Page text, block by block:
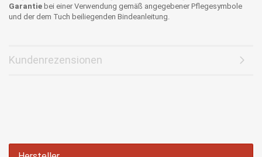
Garantie bei einer Verwendung gemäß angegebener Pflegesymbole
und der dem Tuch beiliegenden Bindeanleitung.
Kundenrezensionen